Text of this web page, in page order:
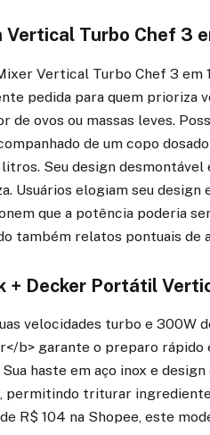
Vertical Turbo Chef 3
Vertical Turbo Chef 3 em
pedida para quem prioriza
de ovos ou massas leves.
de um copo
Seu design
Usuários elogiam seu
que a potência poderia
também relatos pontuais de
+ Decker Portátil
velocidades turbo e 300W
b> garante o preparo rápido
Sua haste em aço inox e
permitindo triturar
R$ 104 na Shopee, este